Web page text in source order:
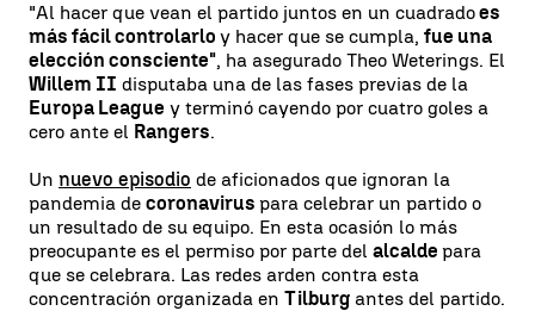
"Al hacer que vean el partido juntos en un cuadradoes
más fácil controlarlo y hacer que se cumpla, fue una
elección consciente", ha asegurado Theo Weterings. El
Willem II disputaba una de las fases previas de la
Europa League y terminó cayendo por cuatro goles a
cero ante el Rangers.
Un nuevo episodio de aficionados que ignoran la
pandemia de coronavirus para celebrar un partido o
un resultado de su equipo. En esta ocasión lo más
preocupante es el permiso por parte del alcalde para
que se celebrara. Las redes arden contra esta
concentración organizada en Tilburg antes del partido.